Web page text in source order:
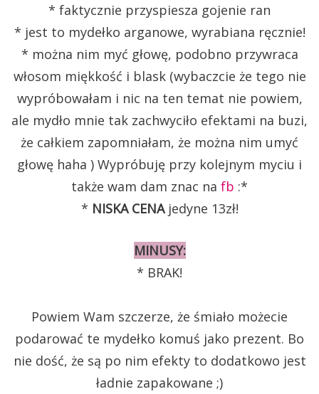
* faktycznie przyspiesza gojenie ran
* jest to mydełko arganowe, wyrabiana ręcznie!
* można nim myć głowę, podobno przywraca
włosom miękkość i blask (wybaczcie że tego nie
wypróbowałam i nic na ten temat nie powiem,
ale mydło mnie tak zachwyciło efektami na buzi,
że całkiem zapomniałam, że można nim umyć
głowę haha ) Wypróbuję przy kolejnym myciu i
także wam dam znac na fb :*
* NISKA CENAjedyne 13zł!
MINUSY:
* BRAK!
Powiem Wam szczerze, że śmiało możecie
podarować te mydełko komuś jako prezent. Bo
nie dość, że są po nim efekty to dodatkowo jest
ładnie zapakowane ;)